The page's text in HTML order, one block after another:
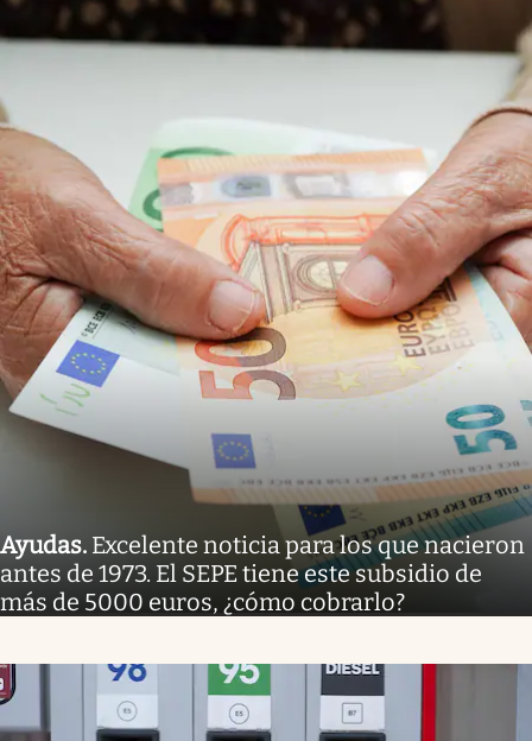
Ayudas. Excelente noticia para los que nacieron
antes de 1973. El SEPE tiene este subsidio de
más de 5000 euros, ¿cómo cobrarlo?